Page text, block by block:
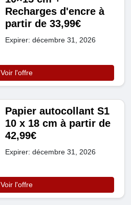
Recharges d'encre à
partir de 33,99€
Expirer: décembre 31, 2026
Voir l'offre
Papier autocollant S1
10 x 18 cm à partir de
42,99€
Expirer: décembre 31, 2026
Voir l'offre